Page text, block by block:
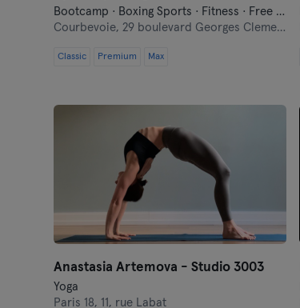
Bootcamp · Boxing Sports · Fitness · Free Fight · Mixed Martial Arts · Pilates · Yoga
Courbevoie,29 boulevard Georges Clemenceau
Classic Premium Max
Anastasia Artemova - Studio 3003
Yoga
Paris 18, 11, rue Labat